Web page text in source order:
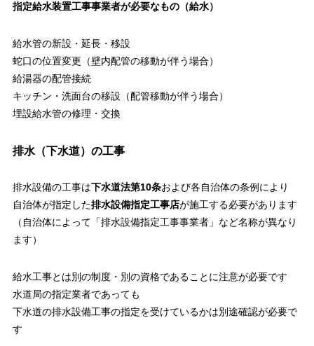
指定給水装置工事事業者が必要なもの（給水）
給水管の新設・延長・移設
蛇口の位置変更（壁内配管の移動が伴う場合）
給湯器の配管接続
キッチン・洗面台の移設（配管移動が伴う場合）
埋設給水管の修理・交換
排水（下水道）の工事
排水設備の工事は下水道法第10条および各自治体の条例により
自治体が指定した排水設備指定工事店が施工する必要があります
（自治体によって「排水設備指定工事事業者」など名称が異なり
ます）
給水工事とは別の制度・別の資格であることに注意が必要です
水道局の指定業者であっても
下水道の排水設備工事の指定を受けているかは別途確認が必要で
す